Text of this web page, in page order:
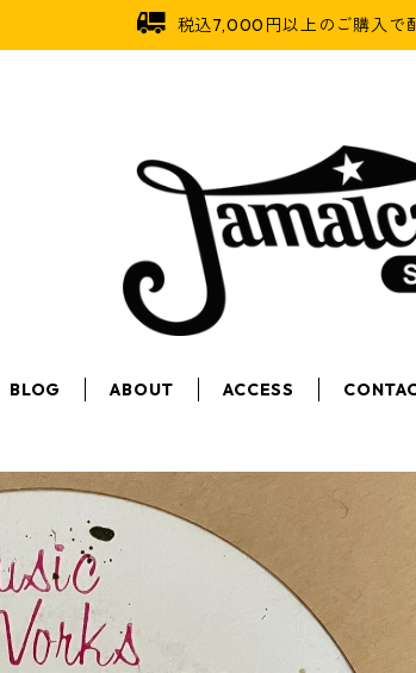
税込7,000円以上のご購入で
BLOG ABOUT ACCESS